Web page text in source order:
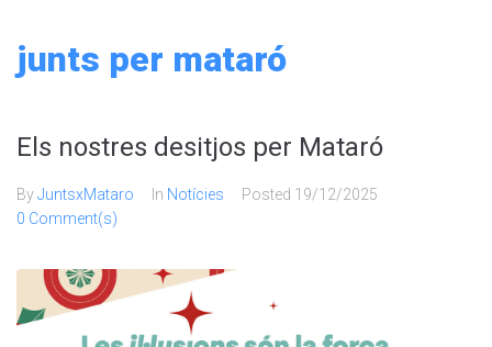
junts per mataró
Els nostres desitjos per Mataró
ByJuntsxMataro In Notícies Posted 19/12/2025
0 Comment(s)